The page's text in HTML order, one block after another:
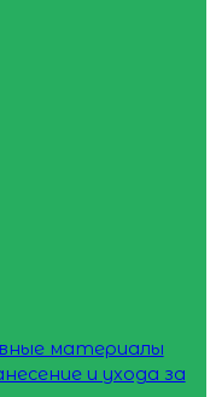
материалы
и ухода за